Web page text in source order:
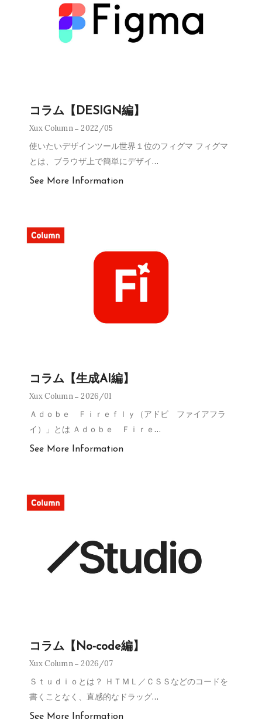
コラム【DESIGN編】
Xux Column 2022/05
使いたいデザインツール世界１位のフィグマ フィグマ
とは、ブラウザ上で簡単にデザイ…
See More Information
コラム【生成AI編】
Xux Column 2026/01
Ａｄｏｂｅ Ｆｉｒｅｆｌｙ（アドビ ファイアフラ
イ）」とは Ａｄｏｂｅ Ｆｉｒｅ …
See More Information
コラム【No-code編】
Xux Column 2026/07
Ｓｔｕｄｉｏとは？ ＨＴＭＬ／ＣＳＳなどのコードを
書くことなく、直感的なドラッグ…
See More Information